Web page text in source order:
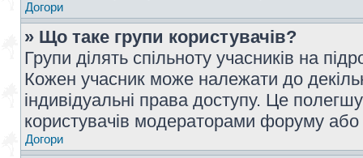
Догори
» Що таке групи користувачів?
Групи ділять спільноту учасників на
Кожен учасник може належати до
індивідуальні права доступу. Це
користувачів модераторами форуму
Догори